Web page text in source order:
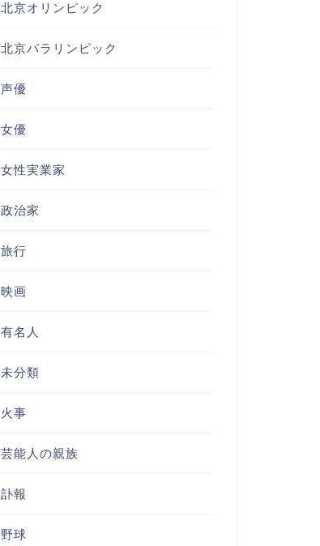
北京オリンピック
北京パラリンピック
声優
女優
女性実業家
政治家
旅行
映画
有名人
未分類
火事
芸能人の親族
訃報
野球